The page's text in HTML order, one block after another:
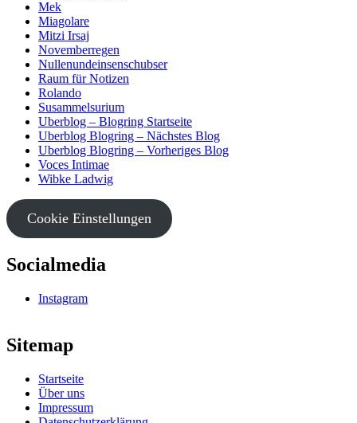
Mek
Miagolare
Mitzi Irsaj
Novemberregen
Nullenundeinsenschubser
Raum für Notizen
Rolando
Susammelsurium
Uberblog – Blogring Startseite
Uberblog Blogring – Nächstes Blog
Uberblog Blogring – Vorheriges Blog
Voces Intimae
Wibke Ladwig
Cookie Einstellungen
Socialmedia
Instagram
Sitemap
Startseite
Über uns
Impressum